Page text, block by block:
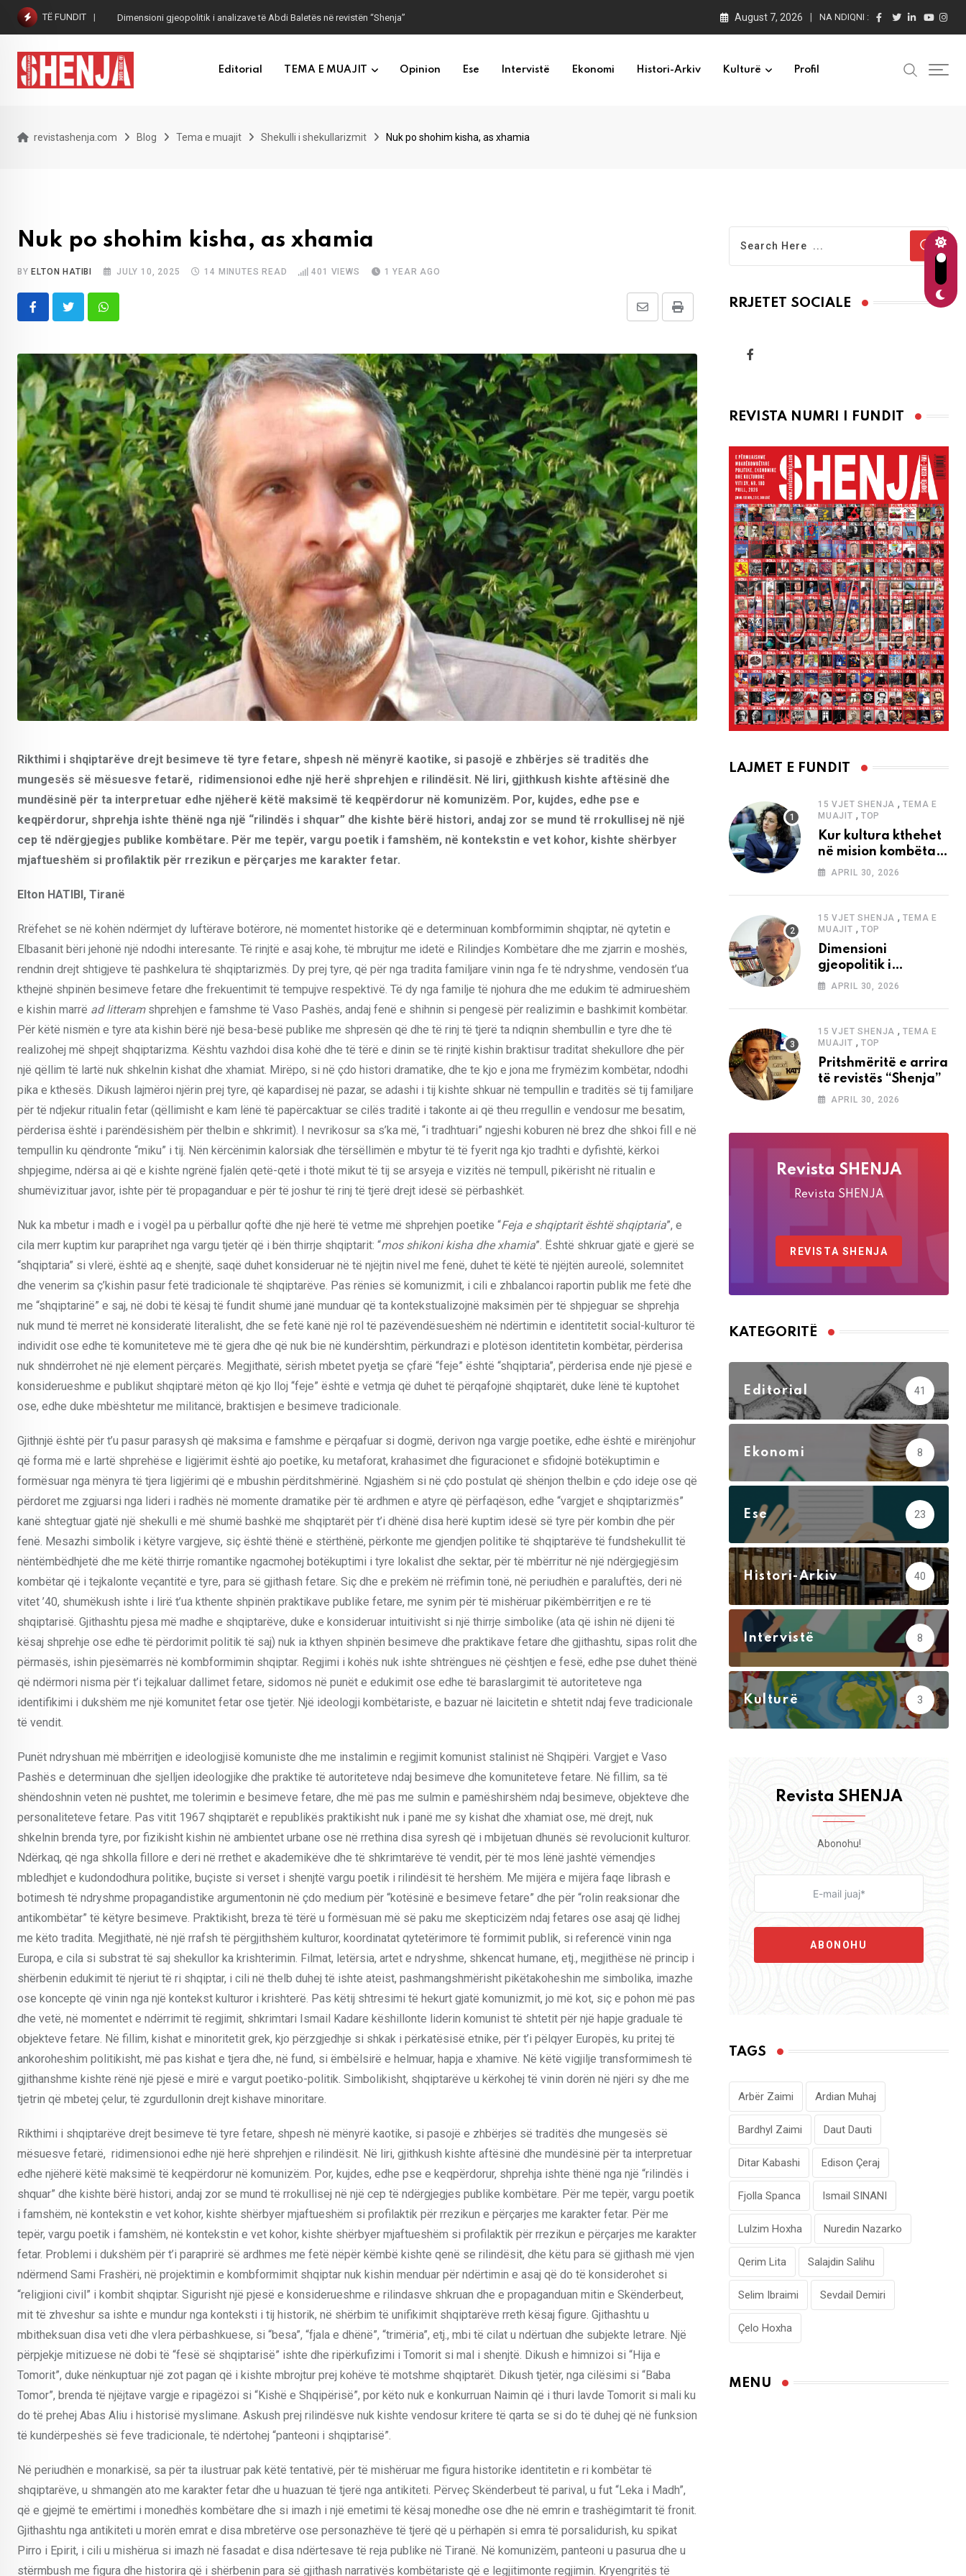
Skip
content
TË FUNDIT Dimensioni gjeopolitik i analizave të Abdi Baletës në revistën “Shenja” August 7, 2026 NA NDIQNI :
Editorial TEMA E MUAJIT Opinion Ese Intervistë Ekonomi Histori-Arkiv Kulturë Profil
revistashenja.com Blog Tema e muajit Shekulli i shekullarizmit Nuk po shohim kisha, as xhamia
Nuk po shohim kisha, as xhamia
BYELTON HATIBI JULY 10, 2025 14 MINUTES READ 401 VIEWS 1 YEAR AGO
Whatsapp Print
Share
Email
Rikthimi i shqiptarëve drejt besimeve të tyre fetare, shpesh në mënyrë kaotike, si pasojë e zhbërjes së traditës dhe
mungesës së mësuesve fetarë, ridimensionoi edhe një herë shprehjen e rilindësit. Në liri, gjithkush kishte aftësinë dhe
mundësinë për ta interpretuar edhe njëherë këtë maksimë të keqpërdorur në komunizëm. Por, kujdes, edhe pse e
keqpërdorur, shprehja ishte thënë nga një “rilindës i shquar” dhe kishte bërë histori, andaj zor se mund të rrokullisej në një
cep të ndërgjegjes publike kombëtare. Për me tepër, vargu poetik i famshëm, në kontekstin e vet kohor, kishte shërbyer
mjaftueshëm si profilaktik për rrezikun e përçarjes me karakter fetar.
Elton HATIBI, Tiranë
Rrëfehet se në kohën ndërmjet dy luftërave botërore, në momentet historike që e determinuan kombformimin shqiptar, në qytetin e
Elbasanit bëri jehonë një ndodhi interesante. Të rinjtë e asaj kohe, të mbrujtur me idetë e Rilindjes Kombëtare dhe me zjarrin e moshës,
rendnin drejt shtigjeve të pashkelura të shqiptarizmës. Dy prej tyre, që për nga tradita familjare vinin nga fe të ndryshme, vendosën t’ua
kthejnë shpinën besimeve fetare dhe frekuentimit të tempujve respektivë. Të dy nga familje të njohura dhe me edukim të admirueshëm
e kishin marrë ad litteramshprehjen e famshme të Vaso Pashës, andaj fenë e shihnin si pengesë për realizimin e bashkimit kombëtar.
Për këtë nismën e tyre ata kishin bërë një besa-besë publike me shpresën që dhe të rinj të tjerë ta ndiqnin shembullin e tyre dhe të
realizohej më shpejt shqiptarizma. Kështu vazhdoi disa kohë dhe të tërë e dinin se të rinjtë kishin braktisur traditat shekullore dhe për
një qëllim të lartë nuk shkelnin kishat dhe xhamiat. Mirëpo, si në çdo histori dramatike, dhe te kjo e jona me frymëzim kombëtar, ndodhi
pika e kthesës. Dikush lajmëroi njërin prej tyre, që kapardisej në pazar, se adashi i tij kishte shkuar në tempullin e traditës së tij familjare
për të ndjekur ritualin fetar (qëllimisht e kam lënë të papërcaktuar se cilës traditë i takonte ai që theu rregullin e vendosur me besatim,
përderisa është i parëndësishëm për thelbin e shkrimit). I nevrikosur sa s’ka më, “i tradhtuari” ngjeshi koburen në brez dhe shkoi fill e në
tempullin ku qëndronte “miku” i tij. Nën kërcënimin kalorsiak dhe tërsëllimën e mbytur të të fyerit nga kjo tradhti e dyfishtë, kërkoi
shpjegime, ndërsa ai që e kishte ngrënë fjalën qetë-qetë i thotë mikut të tij se arsyeja e vizitës në tempull, pikërisht në ritualin e
shumëvizituar javor, ishte për të propaganduar e për të joshur të rinj të tjerë drejt idesë së përbashkët.
Nuk ka mbetur i madh e i vogël pa u përballur qoftë dhe një herë të vetme më shprehjen poetike “Feja e shqiptarit është shqiptaria”, e
cila merr kuptim kur paraprihet nga vargu tjetër që i bën thirrje shqiptarit: “mos shikoni kisha dhe xhamia”. Është shkruar gjatë e gjerë se
“shqiptaria” si vlerë, është aq e shenjtë, saqë duhet konsideruar në të njëjtin nivel me fenë, duhet të këtë të njëjtën aureolë, solemnitet
dhe venerim sa ç’kishin pasur fetë tradicionale të shqiptarëve. Pas rënies së komunizmit, i cili e zhbalancoi raportin publik me fetë dhe
me “shqiptarinë” e saj, në dobi të kësaj të fundit shumë janë munduar që ta kontekstualizojnë maksimën për të shpjeguar se shprehja
nuk mund të merret në konsideratë literalisht, dhe se fetë kanë një rol të pazëvendësueshëm në ndërtimin e identitetit social-kulturor të
individit ose edhe të komuniteteve më të gjera dhe që nuk bie në kundërshtim, përkundrazi e plotëson identitetin kombëtar, përderisa
nuk shndërrohet në një element përçarës. Megjithatë, sërish mbetet pyetja se çfarë “feje” është “shqiptaria”, përderisa ende një pjesë e
konsiderueshme e publikut shqiptarë mëton që kjo lloj “feje” është e vetmja që duhet të përqafojnë shqiptarët, duke lënë të kuptohet
ose, edhe duke mbështetur me militancë, braktisjen e besimeve tradicionale.
Gjithnjë është për t’u pasur parasysh që maksima e famshme e përqafuar si dogmë, derivon nga vargje poetike, edhe është e mirënjohur
që forma më e lartë shprehëse e ligjërimit është ajo poetike, ku metaforat, krahasimet dhe figuracionet e sfidojnë botëkuptimin e
formësuar nga mënyra të tjera ligjërimi që e mbushin përditshmërinë. Ngjashëm si në çdo postulat që shënjon thelbin e çdo ideje ose që
përdoret me zgjuarsi nga lideri i radhës në momente dramatike për të ardhmen e atyre që përfaqëson, edhe “vargjet e shqiptarizmës”
kanë shtegtuar gjatë një shekulli e më shumë bashkë me shqiptarët për t’i dhënë disa herë kuptim idesë së tyre për kombin dhe për
fenë. Mesazhi simbolik i këtyre vargjeve, siç është thënë e stërthënë, përkonte me gjendjen politike të shqiptarëve të fundshekullit të
nëntëmbëdhjetë dhe me këtë thirrje romantike ngacmohej botëkuptimi i tyre lokalist dhe sektar, për të mbërritur në një ndërgjegjësim
kombëtar që i tejkalonte veçantitë e tyre, para së gjithash fetare. Siç dhe e prekëm në rrëfimin tonë, në periudhën e paraluftës, deri në
vitet ’40, shumëkush ishte i lirë t’ua kthente shpinën praktikave publike fetare, me synim për të mishëruar pikëmbërritjen e re të
shqiptarisë. Gjithashtu pjesa më madhe e shqiptarëve, duke e konsideruar intuitivisht si një thirrje simbolike (ata që ishin në dijeni të
kësaj shprehje ose edhe të përdorimit politik të saj) nuk ia kthyen shpinën besimeve dhe praktikave fetare dhe gjithashtu, sipas rolit dhe
përmasës, ishin pjesëmarrës në kombformimin shqiptar. Regjimi i kohës nuk ishte shtrëngues në çështjen e fesë, edhe pse duhet thënë
që ndërmori nisma për t’i tejkaluar dallimet fetare, sidomos në punët e edukimit ose edhe të baraslargimit të autoriteteve nga
identifikimi i dukshëm me një komunitet fetar ose tjetër. Një ideologji kombëtariste, e bazuar në laicitetin e shtetit ndaj feve tradicionale
të vendit.
Punët ndryshuan më mbërritjen e ideologjisë komuniste dhe me instalimin e regjimit komunist stalinist në Shqipëri. Vargjet e Vaso
Pashës e determinuan dhe sjelljen ideologjike dhe praktike të autoriteteve ndaj besimeve dhe komuniteteve fetare. Në fillim, sa të
shëndoshnin veten në pushtet, me tolerimin e besimeve fetare, dhe më pas me sulmin e pamëshirshëm ndaj besimeve, objekteve dhe
personaliteteve fetare. Pas vitit 1967 shqiptarët e republikës praktikisht nuk i panë me sy kishat dhe xhamiat ose, më drejt, nuk
shkelnin brenda tyre, por fizikisht kishin në ambientet urbane ose në rrethina disa syresh që i mbijetuan dhunës së revolucionit kulturor.
Ndërkaq, që nga shkolla fillore e deri në rrethet e akademikëve dhe të shkrimtarëve të vendit, për të mos lënë jashtë vëmendjes
mbledhjet e kudondodhura politike, buçiste si verset i shenjtë vargu poetik i rilindësit të hershëm. Me mijëra e mijëra faqe librash e
botimesh të ndryshme propagandistike argumentonin në çdo medium për “kotësinë e besimeve fetare” dhe për “rolin reaksionar dhe
antikombëtar” të këtyre besimeve. Praktikisht, breza të tërë u formësuan më së paku me skepticizëm ndaj fetares ose asaj që lidhej
me këto tradita. Megjithatë, në një rrafsh të përgjithshëm kulturor, koordinatat qytetërimore të formimit publik, si referencë vinin nga
Europa, e cila si substrat të saj shekullor ka krishterimin. Filmat, letërsia, artet e ndryshme, shkencat humane, etj., megjithëse në princip i
shërbenin edukimit të njeriut të ri shqiptar, i cili në thelb duhej të ishte ateist, pashmangshmërisht pikëtakoheshin me simbolika, imazhe
ose koncepte që vinin nga një kontekst kulturor i krishterë. Pas këtij shtresimi të hekurt gjatë komunizmit, jo më kot, siç e pohon më pas
dhe vetë, në momentet e ndërrimit të regjimit, shkrimtari Ismail Kadare këshillonte liderin komunist të shtetit për një hapje graduale të
objekteve fetare. Në fillim, kishat e minoritetit grek, kjo përzgjedhje si shkak i përkatësisë etnike, për t’i pëlqyer Europës, ku pritej të
ankoroheshim politikisht, më pas kishat e tjera dhe, në fund, si ëmbëlsirë e helmuar, hapja e xhamive. Në këtë vigjilje transformimesh të
gjithanshme kishte rënë një pjesë e mirë e vargut poetiko-politik. Simbolikisht, shqiptarëve u kërkohej të vinin dorën në njëri sy dhe me
tjetrin që mbetej çelur, të zgurdullonin drejt kishave minoritare.
Rikthimi i shqiptarëve drejt besimeve të tyre fetare, shpesh në mënyrë kaotike, si pasojë e zhbërjes së traditës dhe mungesës së
mësuesve fetarë, ridimensionoi edhe një herë shprehjen e rilindësit. Në liri, gjithkush kishte aftësinë dhe mundësinë për ta interpretuar
edhe njëherë këtë maksimë të keqpërdorur në komunizëm. Por, kujdes, edhe pse e keqpërdorur, shprehja ishte thënë nga një “rilindës i
shquar” dhe kishte bërë histori, andaj zor se mund të rrokullisej në një cep të ndërgjegjes publike kombëtare. Për me tepër, vargu poetik
i famshëm, në kontekstin e vet kohor, kishte shërbyer mjaftueshëm si profilaktik për rrezikun e përçarjes me karakter fetar. Për me
tepër, vargu poetik i famshëm, në kontekstin e vet kohor, kishte shërbyer mjaftueshëm si profilaktik për rrezikun e përçarjes me karakter
fetar. Problemi i dukshëm për t’i paraprirë së ardhmes me fetë nëpër këmbë kishte qenë se rilindësit, dhe këtu para së gjithash më vjen
ndërmend Sami Frashëri, në projektimin e kombformimit shqiptar nuk kishin menduar për ndërtimin e asaj që do të konsiderohet si
“religjioni civil” i kombit shqiptar. Sigurisht një pjesë e konsiderueshme e rilindasve shkruan dhe e propaganduan mitin e Skënderbeut,
mit të zhveshur sa ishte e mundur nga konteksti i tij historik, në shërbim të unifikimit shqiptarëve rreth kësaj figure. Gjithashtu u
mbitheksuan disa veti dhe vlera përbashkuese, si “besa”, “fjala e dhënë”, “trimëria”, etj., mbi të cilat u ndërtuan dhe subjekte letrare. Një
përpjekje mitizuese në dobi të “fesë së shqiptarisë” ishte dhe ripërkufizimi i Tomorit si mal i shenjtë. Dikush e himnizoi si “Hija e
Tomorit”, duke nënkuptuar një zot pagan që i kishte mbrojtur prej kohëve të motshme shqiptarët. Dikush tjetër, nga cilësimi si “Baba
Tomor”, brenda të njëjtave vargje e ripagëzoi si “Kishë e Shqipërisë”, por këto nuk e konkurruan Naimin që i thuri lavde Tomorit si mali ku
do të prehej Abas Aliu i historisë myslimane. Askush prej rilindësve nuk kishte vendosur kritere të qarta se si do të duhej që në funksion
të kundërpeshës së feve tradicionale, të ndërtohej “panteoni i shqiptarisë”.
Në periudhën e monarkisë, sa për ta ilustruar pak këtë tentativë, për të mishëruar me figura historike identitetin e ri kombëtar të
shqiptarëve, u shmangën ato me karakter fetar dhe u huazuan të tjerë nga antikiteti. Përveç Skënderbeut të parival, u fut “Leka i Madh”,
që e gjejmë te emërtimi i monedhës kombëtare dhe si imazh i një emetimi të kësaj monedhe ose dhe në emrin e trashëgimtarit të fronit.
Gjithashtu nga antikiteti u morën emrat e disa mbretërve ose personazhëve të tjerë që u përhapën si emra të porsalidurish, ku spikat
Pirro i Epirit, i cili u mishërua si imazh në fasadat e disa ndërtesave të reja publike në Tiranë. Në komunizëm, panteoni u pasurua dhe u
stërmbush me figura dhe historira që i shërbenin para së gjithash narrativës kombëtariste që e legjitimonte regjimin. Kryengritës të
RRJETET SOCIALE
REVISTA NUMRI I FUNDIT
LAJMET E FUNDIT
15 VJET SHENJA ,TEMA E
MUAJIT , TOP
Kur kultura kthehet
në mision kombëtar
edhe në
APRIL 30, 2026
15 VJET SHENJA ,TEMA E
MUAJIT , TOP
Dimensioni
gjeopolitik i
analizave të Abdi
“Shenja”
APRIL 30, 2026
15 VJET SHENJA ,TEMA E
MUAJIT , TOP
Pritshmëritë e arrira
të revistës “Shenja”
APRIL 30, 2026
Revista SHENJA
Revista SHENJA
REVISTA SHENJA
KATEGORITË
Editorial 41
Ekonomi 8
Ese 23
Histori-Arkiv 40
Intervistë 8
Kulturë 3
Revista SHENJA
Abonohu!
ABONOHU
TAGS
Arbër Zaimi Ardian Muhaj
Bardhyl Zaimi Daut Dauti
Ditar Kabashi Edison Çeraj
Fjolla Spanca Ismail SINANI
Lulzim Hoxha Nuredin Nazarko
Qerim Lita Salajdin Salihu
Selim Ibraimi Sevdail Demiri
Çelo Hoxha
MENU